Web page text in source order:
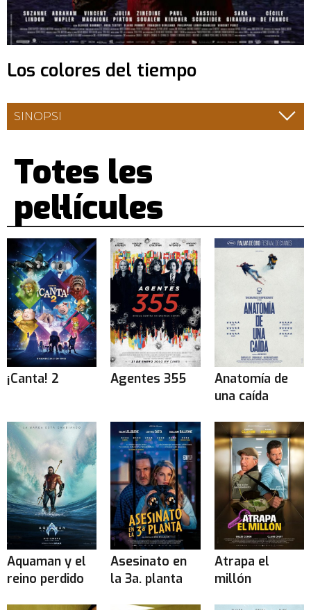
Los colores del tiempo
SINOPSI
Totes les
pel·lícules
¡Canta! 2 Agentes 355
Anatomía de
una caída
Aquaman y el
reino perdido
Asesinato en
la 3a. planta
Atrapa el
millón